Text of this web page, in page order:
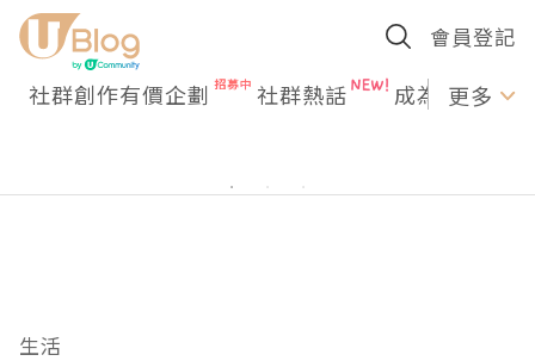
會員登記
社群創作有價企劃 社群熱話 成為U更多
生活